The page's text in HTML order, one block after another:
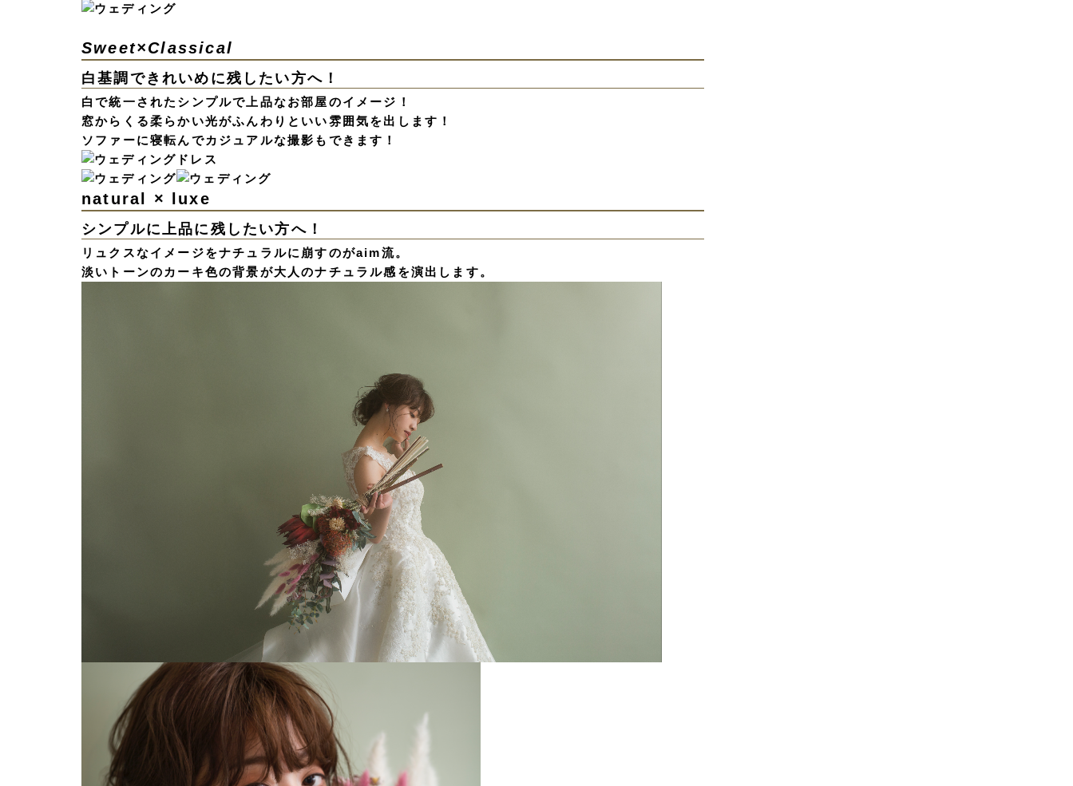
Sweet×Classical
白基調できれいめに残したい方へ！
白で統一されたシンプルで上品なお部屋のイメージ！
窓からくる柔らかい光がふんわりといい雰囲気を出します！
ソファーに寝転んでカジュアルな撮影もできます！
natural × luxe
シンプルに上品に残したい方へ！
リュクスなイメージをナチュラルに崩すのがaim流。
淡いトーンのカーキ色の背景が大人のナチュラル感を演出します。